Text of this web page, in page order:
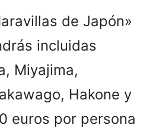
de Japón»
incluidas
Miyajima,
Hakone y
euros por persona